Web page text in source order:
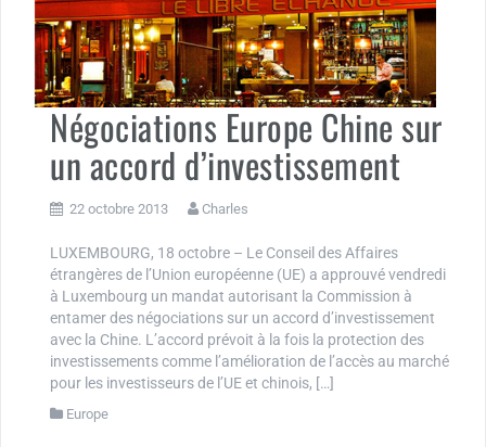
Négociations Europe Chine sur
un accord d’investissement
22 octobre 2013 Charles
LUXEMBOURG, 18 octobre – Le Conseil des Affaires
étrangères de l’Union européenne (UE) a approuvé vendredi
à Luxembourg un mandat autorisant la Commission à
entamer des négociations sur un accord d’investissement
avec la Chine. L’accord prévoit à la fois la protection des
investissements comme l’amélioration de l’accès au marché
pour les investisseurs de l’UE et chinois, […]
Europe